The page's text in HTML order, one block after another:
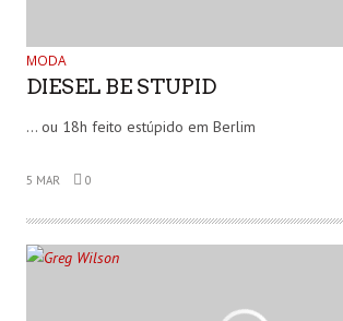
MODA
DIESEL BE STUPID
… ou 18h feito estúpido em Berlim
5 MAR 0